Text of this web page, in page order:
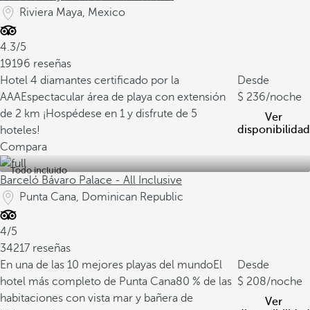
Riviera Maya, Mexico
4.3/5
19196 reseñas
Hotel 4 diamantes certificado por la
AAAEspectacular área de playa con extensión
de 2 km ¡Hospédese en 1 y disfrute de 5
hoteles!
Desde
236/noche
Ver
disponibilidad
Compara
Todo incluido
Barceló Bávaro Palace - All Inclusive
Punta Cana, Dominican Republic
4/5
34217 reseñas
En una de las 10 mejores playas del mundoEl
hotel más completo de Punta Cana80 % de las
habitaciones con vista mar y bañera de
Desde
208/noche
Ver